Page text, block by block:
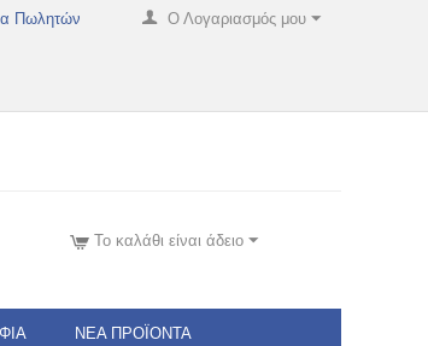
Ο Λογαριασμός μου
Πωλητών
Το καλάθι είναι άδειο
ΝΈΑ ΠΡΟΪΌΝΤΑ